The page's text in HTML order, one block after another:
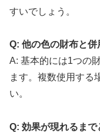
すいでしょう。
Q: 他の色の財布と併
A: 基本的には1つの
ます。複数使用する
い。
Q: 効果が現れるまで